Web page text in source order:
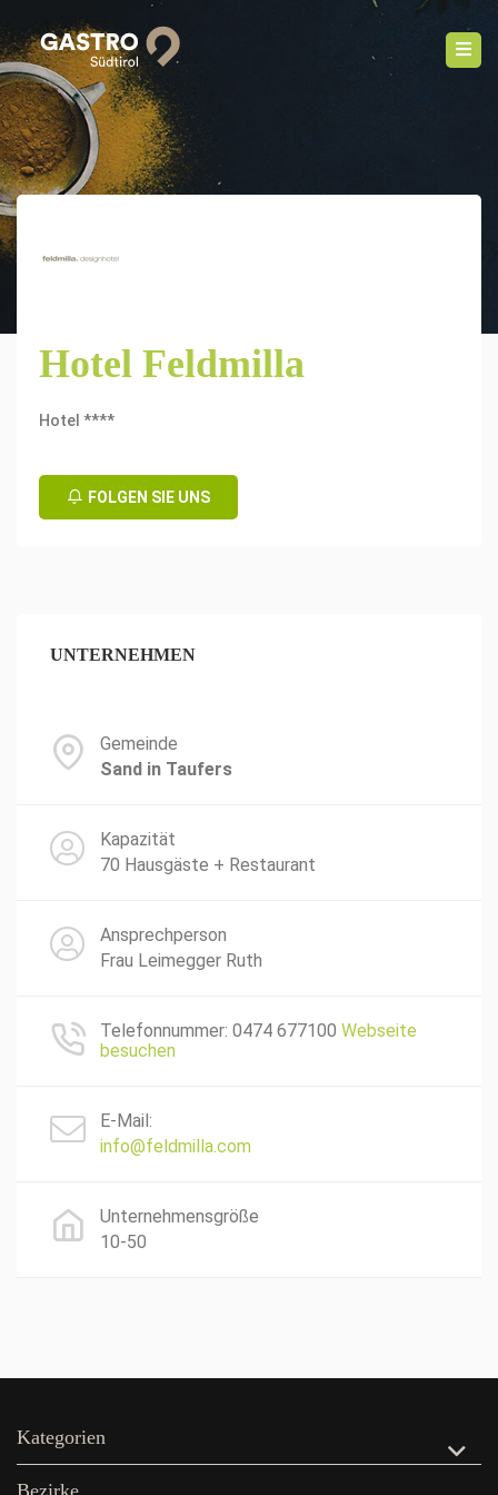
Hotel Feldmilla
Hotel ****
FOLGEN SIE UNS
UNTERNEHMEN
Gemeinde
Sand in Taufers
Kapazität
70 Hausgäste + Restaurant
Ansprechperson
Frau Leimegger Ruth
Telefonnummer: 0474 677100 Webseite
besuchen
E-Mail:
info@feldmilla.com
Unternehmensgröße
10-50
Kategorien
Bezirke